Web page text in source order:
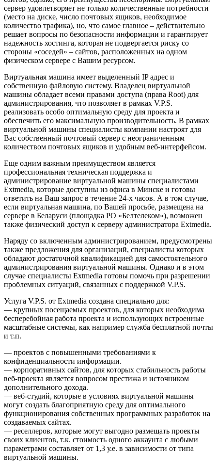
сервер удовлетворяет не только количественные потребности
(место на диске, число почтовых ящиков, необходимое
количество трафика), но, что самое главное – действительно
решает вопросы по безопасности информации и гарантирует
надежность хостинга, которая не подвергается риску со
стороны «соседей» – сайтов, расположенных на одном
физическом сервере с Вашим ресурсом.
Виртуальная машина имеет выделенный IP адрес и
собственную файловую систему. Владелец виртуальной
машины обладает всеми правами доступа (права Root) для
администрирования, что позволяет в рамках V.P.S.
реализовать особо оптимальную среду для проекта и
обеспечить его максимальную производительность. В рамках
виртуальной машины специалисты компании настроят для
Вас собственный почтовый сервер с неограниченным
количеством почтовых ящиков и удобным веб-интерфейсом.
Еще одним важным преимуществом является
профессиональная техническая поддержка и
администрирование виртуальной машины специалистами
Extmedia, которые доступны из офиса в Минске и готовы
ответить на Ваш запрос в течение 24-х часов. А в том случае,
если виртуальная машина, по Вашей просьбе, размещена на
сервере в Беларуси (площадка РО «Белтелеком»), возможен
также физический доступ к серверу администратора Extmedia.
Наряду со включенным администрированием, предусмотрены
также предложения для организаций, специалисты которых
обладают достаточной квалификацией для самостоятельного
администрирования виртуальной машины. Однако и в этом
случае специалисты Extmedia готовы помочь при разрешении
проблемных ситуаций, связанных с поддержкой V.P.S.
Услуга V.P.S. от Extmedia создана специально для:
— крупных посещаемых проектов, для которых необходима
бесперебойная работа проекта и использующих встроенные
масштабные системы, как например служба бесплатной почты
и т.п.
— проектов с повышенными требованиями к
конфиденциальности информации.
— корпоративных сайтов, для которых стабильность работы
веб-проекта является вопросом престижа и источником
дополнительного дохода.
— веб-студий, которые в условиях виртуальной машины
могут создать благоприятную среду для оптимального
функционирования собственных программных разработок на
создаваемых сайтах.
— реселлеров, которые могут выгодно размещать проекты
своих клиентов, т.к. стоимость одного аккаунта с любыми
параметрами составляет от 1,3 у.е. в зависимости от типа
виртуальной машины.